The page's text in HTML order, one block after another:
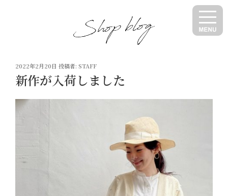
投
稿
日:
2022年2月20日 投稿者: STAFF
新作が入荷しました